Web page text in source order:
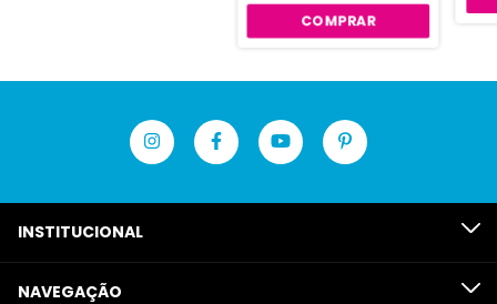
INSTITUCIONAL
NAVEGAÇÃO